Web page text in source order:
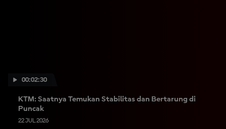
00:02:30
KTM: Saatnya Temukan Stabilitas dan Bertarung di
Puncak
22 JUL 2026